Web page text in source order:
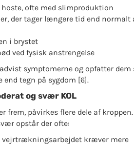
hoste, ofte med slimproduktion
der tager længere tid end normalt
i brystet
ved fysisk anstrengelse
symptomerne og opfatter dem
tegn på sygdom [6].
og svær KOL
frem, påvirkes flere dele af kroppen.
opstår der ofte:
vejrtrækningsarbejdet kræver mere